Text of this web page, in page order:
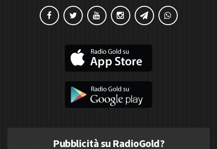
Pubblicità su RadioGold?